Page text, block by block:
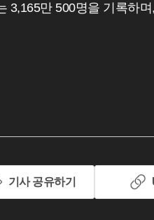
3,165만 500명을 기록하
기사 공유하기